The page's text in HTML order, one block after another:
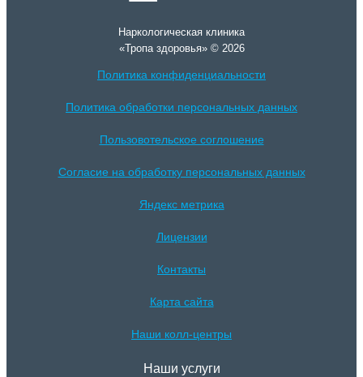
Наркологическая клиника
«Тропа здоровья» © 2026
Политика конфиденциальности
Политика обработки персональных данных
Пользовотельское соглошение
Согласие на обработку персональных данных
Яндекс метрика
Лицензии
Контакты
Карта сайта
Наши колл-центры
Наши услуги